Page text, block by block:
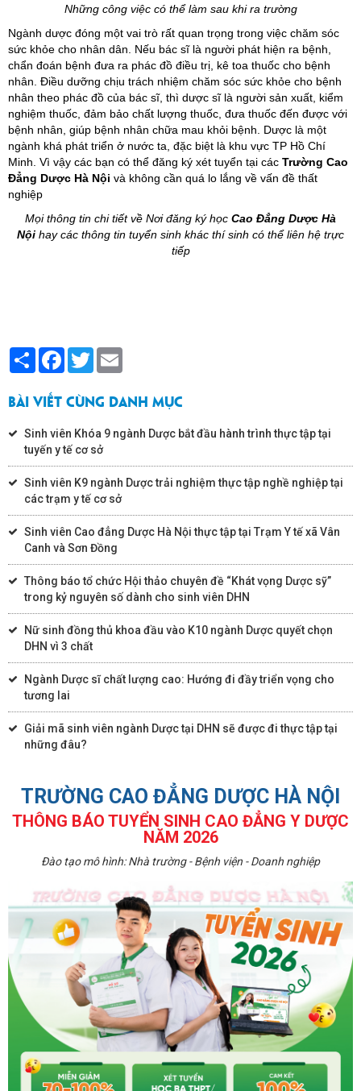
Những công việc có thể làm sau khi ra trường
Ngành dược đóng một vai trò rất quan trọng trong việc chăm sóc
sức khỏe cho nhân dân. Nếu bác sĩ là người phát hiện ra bệnh,
chẩn đoán bệnh đưa ra phác đồ điều trị, kê toa thuốc cho bệnh
nhân. Điều dưỡng chịu trách nhiệm chăm sóc sức khỏe cho bệnh
nhân theo phác đồ của bác sĩ, thì dược sĩ là người sản xuất, kiểm
nghiệm thuốc, đảm bảo chất lượng thuốc, đưa thuốc đến được với
bệnh nhân, giúp bệnh nhân chữa mau khỏi bệnh. Dược là một
ngành khá phát triển ở nước ta, đặc biệt là khu vực TP Hồ Chí
Minh. Vì vậy các bạn có thể đăng ký xét tuyển tại các Trường Cao
Đẳng Dược Hà Nội và không cần quá lo lắng về vấn đề thất
nghiệp
Mọi thông tin chi tiết về Nơi đăng ký học Cao Đẳng Dược Hà
Nội hay các thông tin tuyển sinh khác thí sinh có thể liên hệ trực
tiếp
Share Facebook
Twitter
BÀI VIẾT CÙNG DANH MỤC
Sinh viên Khóa 9 ngành Dược bắt đầu hành trình thực tập tại
tuyến y tế cơ sở
Sinh viên K9 ngành Dược trải nghiệm thực tập nghề nghiệp tại
các trạm y tế cơ sở
Sinh viên Cao đẳng Dược Hà Nội thực tập tại Trạm Y tế xã Vân
Canh và Sơn Đồng
Thông báo tổ chức Hội thảo chuyên đề “Khát vọng Dược sỹ”
trong kỷ nguyên số dành cho sinh viên DHN
Nữ sinh đồng thủ khoa đầu vào K10 ngành Dược quyết chọn
DHN vì 3 chất
Ngành Dược sĩ chất lượng cao: Hướng đi đầy triển vọng cho
tương lai
Giải mã sinh viên ngành Dược tại DHN sẽ được đi thực tập tại
những đâu?
TRƯỜNG CAO ĐẲNG DƯỢC HÀ NỘI
THÔNG BÁO TUYỂN SINH CAO ĐẲNG Y DƯỢC
NĂM 2026
Đào tạo mô hình: Nhà trường - Bệnh viện - Doanh nghiệp